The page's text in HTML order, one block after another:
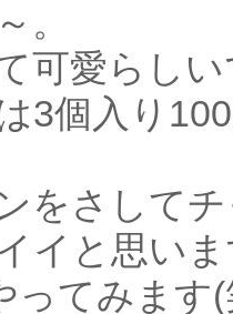
。
可愛らし
3個入り
をさして
イと思い
ってみます(